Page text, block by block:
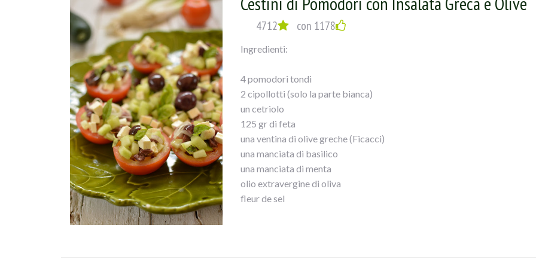
taggiasche e le ho aggiunte all”insalata di peperoni arrostiti. Un piatto
4712 con 1178
Ingredienti:
4 pomodori tondi
2 cipollotti (solo la parte bianca)
un cetriolo
125 gr di feta
una ventina di olive greche (Ficacci)
una manciata di basilico
una manciata di menta
olio extravergine di oliva
fleur de sel